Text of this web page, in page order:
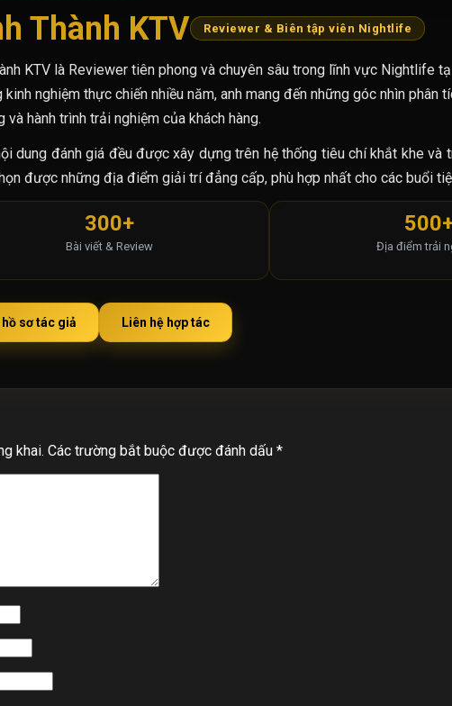
Thành KTV Reviewer & Biên tập viên Nightlife
KTV là Reviewer tiên phong và chuyên sâu trong lĩnh vực Nightlife
kinh nghiệm thực chiến nhiều năm, anh mang đến những góc nhìn
và hành trình trải nghiệm của khách hàng.
dung đánh giá đều được xây dựng trên hệ thống tiêu chí khắt khe
được những địa điểm giải trí đẳng cấp, phù hợp nhất cho các buổi
300+
Bài viết & Review Địa điểm trải
sơ tác giả Liên hệ hợp tác
khai. Các trường bắt buộc được đánh dấu *